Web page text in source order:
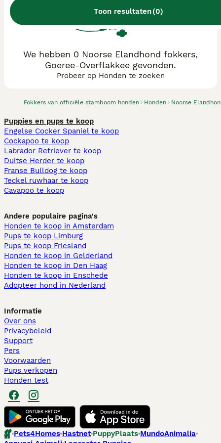
Toon resultaten(0)
Fokkers van officiële stamboom honden Honden Noorse
We hebben 0 Noorse Elandhond fokkers,
Goeree-Overflakkee gevonden.
Probeer op Honden te zoeken
Puppies en pups te koop
Engelse Cocker Spaniel te koop
Cockapoo te koop
Labrador Retriever te koop
Duitse Herder te koop
Franse Bulldog te koop
Teckel ruwhaar te koop
Cavapoo te koop
Andere populaire pagina's
Honden te koop in Amsterdam
Pups te koop Limburg​
Pups te koop Friesland​
Honden te koop in Gelderland
Honden te koop in Den Haag
Honden te koop in Enschede
Adopteer hond in Nederland
Informatie
Over ons
Privacybeleid
Support
Pers
Voorwaarden
Pups verkopen
Honden test
Pets4Homes Hastnet PuppyPlaats MundoAnimalia